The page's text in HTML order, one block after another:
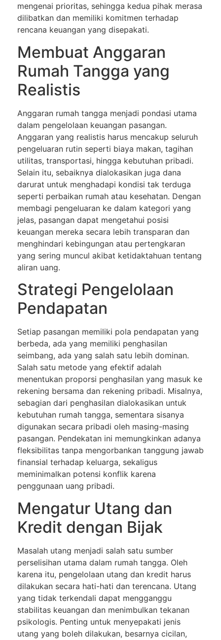
mengenai prioritas, sehingga kedua pihak merasa
dilibatkan dan memiliki komitmen terhadap
rencana keuangan yang disepakati.
Membuat Anggaran
Rumah Tangga yang
Realistis
Anggaran rumah tangga menjadi pondasi utama
dalam pengelolaan keuangan pasangan.
Anggaran yang realistis harus mencakup seluruh
pengeluaran rutin seperti biaya makan, tagihan
utilitas, transportasi, hingga kebutuhan pribadi.
Selain itu, sebaiknya dialokasikan juga dana
darurat untuk menghadapi kondisi tak terduga
seperti perbaikan rumah atau kesehatan. Dengan
membagi pengeluaran ke dalam kategori yang
jelas, pasangan dapat mengetahui posisi
keuangan mereka secara lebih transparan dan
menghindari kebingungan atau pertengkaran
yang sering muncul akibat ketidaktahuan tentang
aliran uang.
Strategi Pengelolaan
Pendapatan
Setiap pasangan memiliki pola pendapatan yang
berbeda, ada yang memiliki penghasilan
seimbang, ada yang salah satu lebih dominan.
Salah satu metode yang efektif adalah
menentukan proporsi penghasilan yang masuk ke
rekening bersama dan rekening pribadi. Misalnya,
sebagian dari penghasilan dialokasikan untuk
kebutuhan rumah tangga, sementara sisanya
digunakan secara pribadi oleh masing-masing
pasangan. Pendekatan ini memungkinkan adanya
fleksibilitas tanpa mengorbankan tanggung jawab
finansial terhadap keluarga, sekaligus
meminimalkan potensi konflik karena
penggunaan uang pribadi.
Mengatur Utang dan
Kredit dengan Bijak
Masalah utang menjadi salah satu sumber
perselisihan utama dalam rumah tangga. Oleh
karena itu, pengelolaan utang dan kredit harus
dilakukan secara hati-hati dan terencana. Utang
yang tidak terkendali dapat mengganggu
stabilitas keuangan dan menimbulkan tekanan
psikologis. Penting untuk menyepakati jenis
utang yang boleh dilakukan, besarnya cicilan,